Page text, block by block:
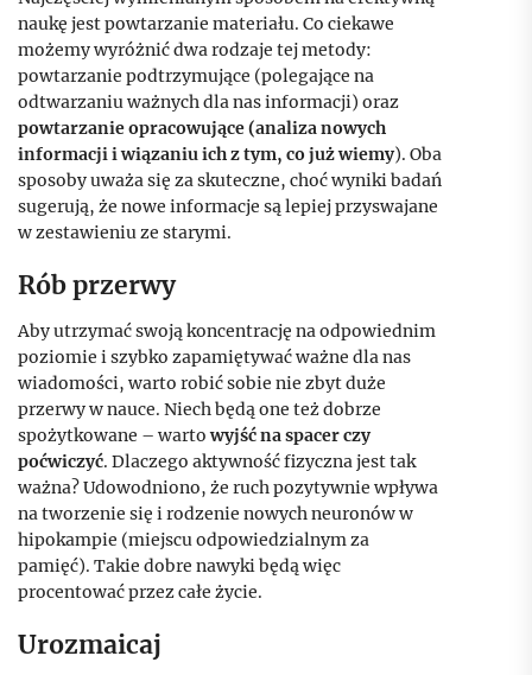
naukę jest powtarzanie materiału. Co ciekawe
możemy wyróżnić dwa rodzaje tej metody:
powtarzanie podtrzymujące (polegające na
odtwarzaniu ważnych dla nas informacji) oraz
powtarzanie opracowujące (analiza nowych
informacji i wiązaniu ich z tym, co już wiemy). Oba
sposoby uważa się za skuteczne, choć wyniki badań
sugerują, że nowe informacje są lepiej przyswajane
w zestawieniu ze starymi.
Rób przerwy
Aby utrzymać swoją koncentrację na odpowiednim
poziomie i szybko zapamiętywać ważne dla nas
wiadomości, warto robić sobie nie zbyt duże
przerwy w nauce. Niech będą one też dobrze
spożytkowane – wartowyjść na spacer czy
poćwiczyć. Dlaczego aktywność fizyczna jest tak
ważna? Udowodniono, że ruch pozytywnie wpływa
na tworzenie się i rodzenie nowych neuronów w
hipokampie (miejscu odpowiedzialnym za
pamięć). Takie dobre nawyki będą więc
procentować przez całe życie.
Urozmaicaj